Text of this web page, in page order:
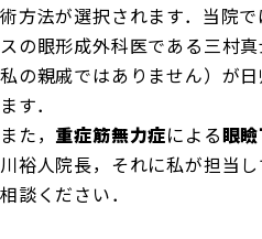
術方法が選択されます．当院
スの眼形成外科医である三村
私の親戚ではありません）が
ます．
また， 重症筋無力症による眼
川裕人院長，それに私が担当
相談ください．